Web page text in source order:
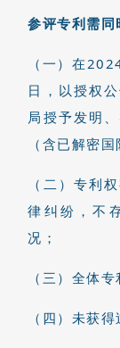
参评专利需同
（一）在
日，以授权
局授予发明
（含已解密
（二）专利
律纠纷，不
况；
（三）全体
（四）未获